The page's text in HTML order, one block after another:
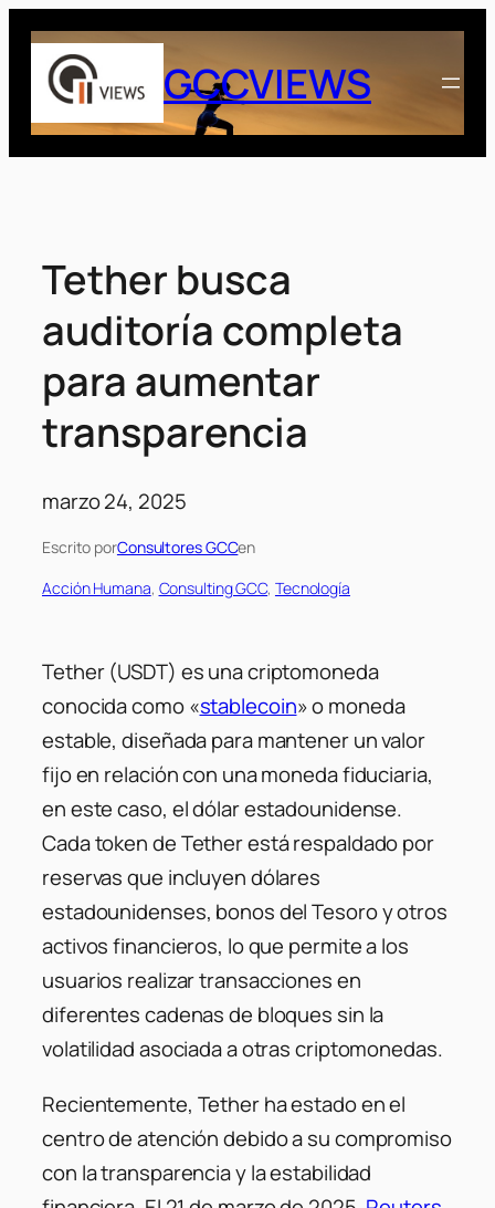
Saltar
contenido
GCCVIEWS
Tether busca
auditoría completa
para aumentar
transparencia
marzo 24, 2025
Escrito porConsultores GCCen
Acción Humana, Consulting GCC, Tecnología
Tether (USDT) es una criptomoneda
conocida como «stablecoin» o moneda
estable, diseñada para mantener un valor
fijo en relación con una moneda fiduciaria,
en este caso, el dólar estadounidense.
Cada token de Tether está respaldado por
reservas que incluyen dólares
estadounidenses, bonos del Tesoro y otros
activos financieros, lo que permite a los
usuarios realizar transacciones en
diferentes cadenas de bloques sin la
volatilidad asociada a otras criptomonedas.
Recientemente, Tether ha estado en el
centro de atención debido a su compromiso
con la transparencia y la estabilidad